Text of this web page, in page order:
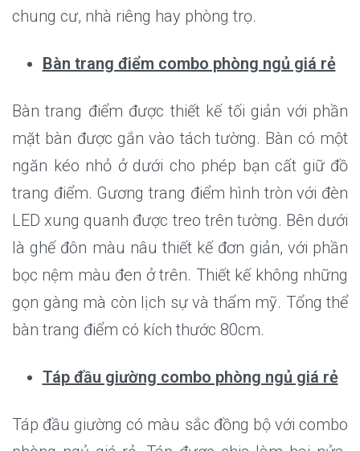
chung cư, nhà riêng hay phòng trọ.
Bàn trang điểm combo phòng ngủ giá rẻ
Bàn trang điểm được thiết kế tối giản với phần
mặt bàn được gắn vào tách tường. Bàn có một
ngăn kéo nhỏ ở dưới cho phép bạn cất giữ đồ
trang điểm. Gương trang điểm hình tròn với đèn
LED xung quanh được treo trên tường. Bên dưới
là ghế đôn màu nâu thiết kế đơn giản, với phần
bọc nệm màu đen ở trên. Thiết kế không những
gọn gàng mà còn lịch sự và thẩm mỹ. Tổng thể
bàn trang điểm có kích thước 80cm.
Táp đầu giường combo phòng ngủ giá rẻ
Táp đầu giường có màu sắc đồng bộ với combo